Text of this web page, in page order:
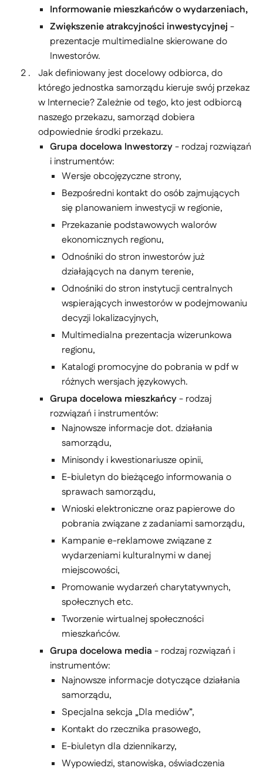
Informowanie mieszkańców o wydarzeniach,
Zwiększenie atrakcyjności inwestycyjnej -
prezentacje multimedialne skierowane do
Inwestorów.
Jak definiowany jest docelowy odbiorca, do
którego jednostka samorządu kieruje swój przekaz
w Internecie? Zależnie od tego, kto jest odbiorcą
naszego przekazu, samorząd dobiera
odpowiednie środki przekazu.
Grupa docelowa Inwestorzy- rodzaj rozwiązań
i instrumentów:
Wersje obcojęzyczne strony,
Bezpośredni kontakt do osób zajmujących
się planowaniem inwestycji w regionie,
Przekazanie podstawowych walorów
ekonomicznych regionu,
Odnośniki do stron inwestorów już
działających na danym terenie,
Odnośniki do stron instytucji centralnych
wspierających inwestorów w podejmowaniu
decyzji lokalizacyjnych,
Multimedialna prezentacja wizerunkowa
regionu,
Katalogi promocyjne do pobrania w pdf w
różnych wersjach językowych.
Grupa docelowa mieszkańcy- rodzaj
rozwiązań i instrumentów:
Najnowsze informacje dot. działania
samorządu,
Minisondy i kwestionariusze opinii,
E-biuletyn do bieżącego informowania o
sprawach samorządu,
Wnioski elektroniczne oraz papierowe do
pobrania związane z zadaniami samorządu,
Kampanie e-reklamowe związane z
wydarzeniami kulturalnymi w danej
miejscowości,
Promowanie wydarzeń charytatywnych,
społecznych etc.
Tworzenie wirtualnej społeczności
mieszkańców.
Grupa docelowa media - rodzaj rozwiązań i
instrumentów:
Najnowsze informacje dotyczące działania
samorządu,
Specjalna sekcja „Dla mediów”,
Kontakt do rzecznika prasowego,
E-biuletyn dla dziennikarzy,
Wypowiedzi, stanowiska, oświadczenia